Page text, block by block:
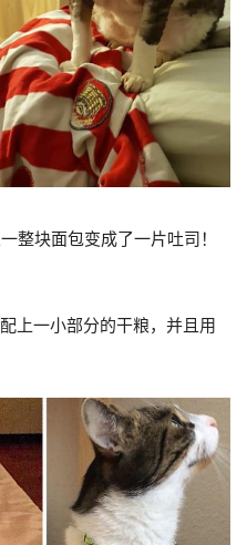
整块面包变成了一片吐司！
上一小部分的干粮，并且用